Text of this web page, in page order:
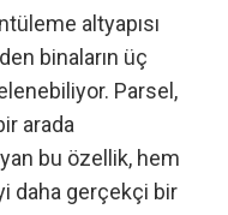
altyapısı
binaların üç
Parsel,
arada
bu özellik, hem
daha gerçekçi bir